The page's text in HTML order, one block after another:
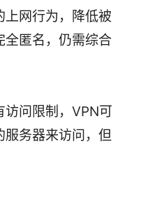
上网行为，降低被
全匿名，仍需综合
问限制，VPN可
服务器来访问，但